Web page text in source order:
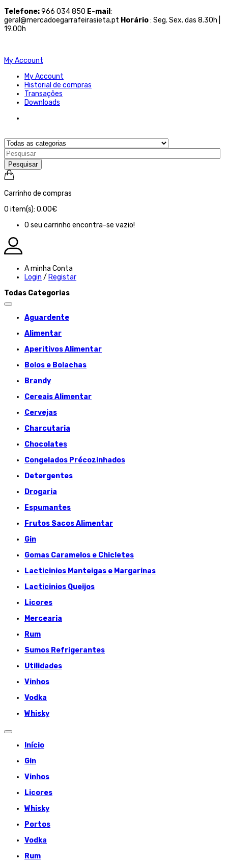
Telefone:966 034 850 E-mail :
geral@mercadoegarrafeirasieta.pt Horário: Seg. Sex. das 8.30h |
19.00h
My Account
My Account
Historial de compras
Transações
Downloads
Pesquisar
Carrinho de compras
0 item(s): 0.00€
O seu carrinho encontra-se vazio!
A minha Conta
Login / Registar
Todas Categorias
Aguardente
Alimentar
Aperitivos Alimentar
Bolos e Bolachas
Brandy
Cereais Alimentar
Cervejas
Charcutaria
Chocolates
Congelados Précozinhados
Detergentes
Drogaria
Espumantes
Frutos Sacos Alimentar
Gin
Gomas Caramelos e Chicletes
Lacticinios Manteigas e Margarinas
Lacticinios Queijos
Licores
Mercearia
Rum
Sumos Refrigerantes
Utilidades
Vinhos
Vodka
Whisky
Início
Gin
Vinhos
Licores
Whisky
Portos
Vodka
Rum